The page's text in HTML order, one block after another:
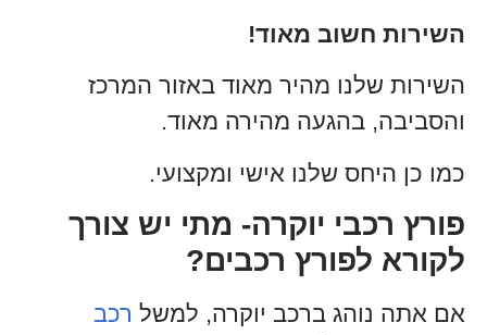
השירות חשוב מאוד!
השירות שלנו מהיר מאוד באזור המרכז
והסביבה, בהגעה מהירה מאוד.
כמו כן היחס שלנו אישי ומקצועי.
פורץ רכבי יוקרה- מתי יש צורך
לקורא לפורץ רכבים?
אם אתה נוהג ברכב יוקרה, למשל רכב